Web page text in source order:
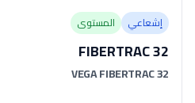
إشعاعي المستوى
FIBERTRAC 32
VEGA FIBERTRAC 32